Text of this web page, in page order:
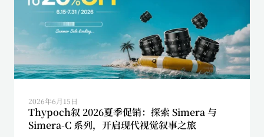
2026年6月15日
Thypoch叙 2026夏季促销：探索 Simera 与
Simera-C 系列，开启现代视觉叙事之旅